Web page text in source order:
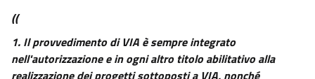
((TITOLO II
LA VALUTAZIONE AMBIENTALE STRATEGICA))
11
((
1. Il provvedimento di VIA è sempre integrato
nell'autorizzazione e in ogni altro titolo abilitativo alla
realizzazione dei progetti sottoposti a VIA, nonché